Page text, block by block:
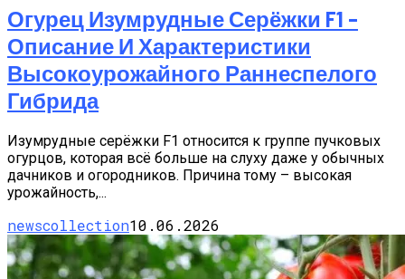
Огурец Изумрудные Серёжки F1 –
Описание И Характеристики
Высокоурожайного Раннеспелого
Гибрида
Изумрудные серёжки F1 относится к группе пучковых
огурцов, которая всё больше на слуху даже у обычных
дачников и огородников. Причина тому – высокая
урожайность,...
newscollection10.06.2026